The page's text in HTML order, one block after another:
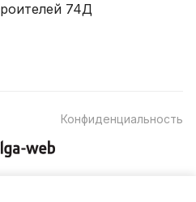
74Д
Конфиденциальность